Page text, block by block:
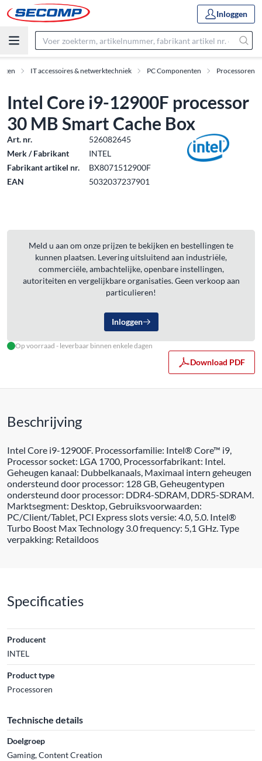
Inloggen
IT accessoires & netwerktechniek PC Componenten Processoren
Intel Core i9-12900F processor
30 MB Smart Cache Box
Art. nr.
526082645
Merk / Fabrikant
INTEL
Fabrikant artikel nr.
BX8071512900F
EAN
5032037237901
Meld u aan om onze prijzen te bekijken en bestellingen te
kunnen plaatsen. Levering uitsluitend aan industriële,
commerciële, ambachtelijke, openbare instellingen,
autoriteiten en vergelijkbare organisaties. Geen verkoop aan
particulieren!
Inloggen
Op voorraad - leverbaar binnen enkele dagen
Download PDF
Beschrijving
Intel Core i9-12900F. Processorfamilie: Intel® Core™ i9,
Processor socket: LGA 1700, Processorfabrikant: Intel.
Geheugen kanaal: Dubbelkanaals, Maximaal intern geheugen
ondersteund door processor: 128 GB, Geheugentypen
ondersteund door processor: DDR4-SDRAM, DDR5-SDRAM.
Marktsegment: Desktop, Gebruiksvoorwaarden:
PC/Client/Tablet, PCI Express slots versie: 4.0, 5.0. Intel®
Turbo Boost Max Technology 3.0 frequency: 5,1 GHz. Type
verpakking: Retaildoos
Specificaties
Producent
INTEL
Product type
Processoren
Technische details
Doelgroep
Gaming, Content Creation